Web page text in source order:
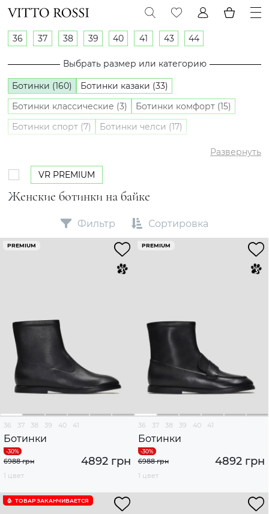
Женские ботинки на байке
36 37 38 39 40 41 43 44
Выбрать размер или категорию
Ботинки (160)
Ботинки казаки (33)
Ботинки классические (3)
Ботинки комфорт (15)
Ботинки спорт (7)
Ботинки челси (17)
Развернуть
VR PREMIUM
Фильтр Сортировка
PREMIUM
36 37 38 39 40 41
Ботинки
4892 грн
6988 грн
1 цвет
PREMIUM
36 37 38 39 40 41
Ботинки
4892 грн
6988 грн
1 цвет
ТОВАР ЗАКАНЧИВАЕТСЯ